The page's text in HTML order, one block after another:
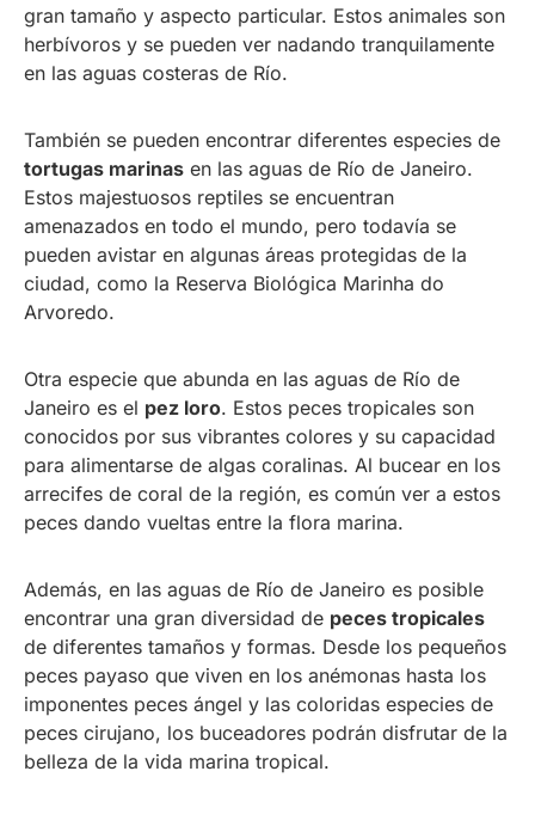
gran tamaño y aspecto particular. Estos animales son
herbívoros y se pueden ver nadando tranquilamente
en las aguas costeras de Río.
También se pueden encontrar diferentes especies de
tortugas marinas en las aguas de Río de Janeiro.
Estos majestuosos reptiles se encuentran
amenazados en todo el mundo, pero todavía se
pueden avistar en algunas áreas protegidas de la
ciudad, como la Reserva Biológica Marinha do
Arvoredo.
Otra especie que abunda en las aguas de Río de
Janeiro es el pez loro. Estos peces tropicales son
conocidos por sus vibrantes colores y su capacidad
para alimentarse de algas coralinas. Al bucear en los
arrecifes de coral de la región, es común ver a estos
peces dando vueltas entre la flora marina.
Además, en las aguas de Río de Janeiro es posible
encontrar una gran diversidad de peces tropicales
de diferentes tamaños y formas. Desde los pequeños
peces payaso que viven en los anémonas hasta los
imponentes peces ángel y las coloridas especies de
peces cirujano, los buceadores podrán disfrutar de la
belleza de la vida marina tropical.